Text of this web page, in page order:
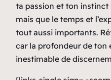
ta passion et ton instinct
mais que le temps et
tout aussi importants.
car la profondeur de ton
inestimable de